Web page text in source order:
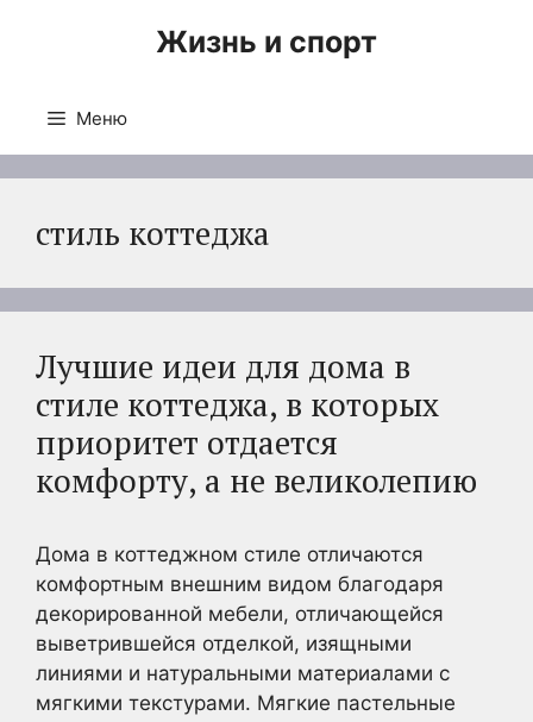
Жизнь и спорт
Меню
стиль коттеджа
Лучшие идеи для дома в
стиле коттеджа, в которых
приоритет отдается
комфорту, а не великолепию
Дома в коттеджном стиле отличаются
комфортным внешним видом благодаря
декорированной мебели, отличающейся
выветрившейся отделкой, изящными
линиями и натуральными материалами с
мягкими текстурами. Мягкие пастельные